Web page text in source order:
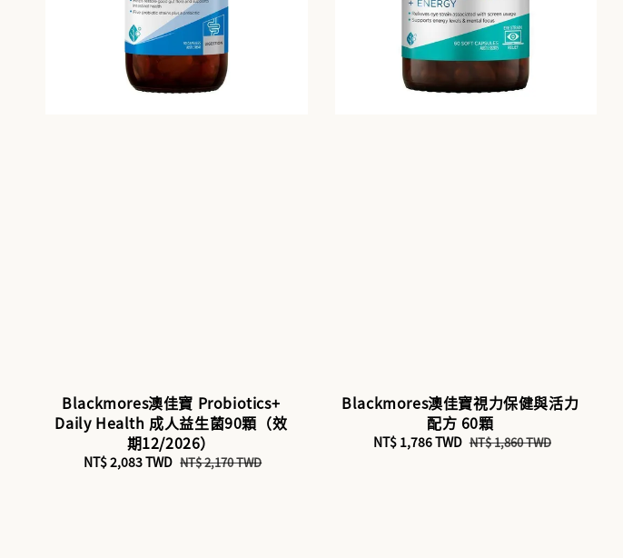
Blackmores澳佳寶 Probiotics+
Daily Health 成人益生菌90顆（效
期12/2026）
Sale
NT$ 2,083 TWD Regular
NT$ 2,170 TWD
Blackmores澳佳寶視力保健與活力
配方 60顆
Sale
NT$ 1,786 TWD Regular
NT$ 1,860 TWD